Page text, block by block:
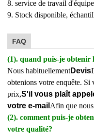
8. service de travail
9. Stock disponible,
FAQ
(1). quand puis-je obtenir
Nous habituellementDevis
obtenions votre enquête. Si
prix,S'il vous plaît
votre e-mail Afin que
(2). comment puis-je
votre qualité?